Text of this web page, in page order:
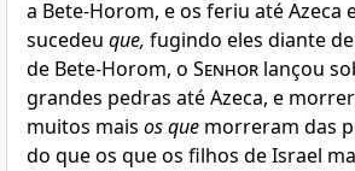
a Bete-Horom, e os feriu até Azeca
sucedeu que, fugindo eles diante
de Bete-Horom, o Senhor lançou
grandes pedras até Azeca, e
muitos mais os que morreram das
do que os que os filhos de Israel